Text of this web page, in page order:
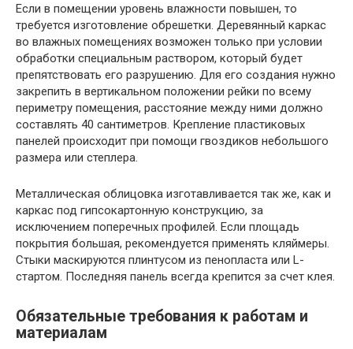
Если в помещении уровень влажности повышен, то
требуется изготовление обрешетки. Деревянный каркас
во влажных помещениях возможен только при условии
обработки специальным раствором, который будет
препятствовать его разрушению. Для его создания нужно
закрепить в вертикальном положении рейки по всему
периметру помещения, расстояние между ними должно
составлять 40 сантиметров. Крепление пластиковых
панелей происходит при помощи гвоздиков небольшого
размера или степлера.
Металлическая облицовка изготавливается так же, как и
каркас под гипсокартонную конструкцию, за
исключением поперечных профилей. Если площадь
покрытия большая, рекомендуется применять кляймеры.
Стыки маскируются плинтусом из пенопласта или L-
стартом. Последняя панель всегда крепится за счет клея.
Обязательные требования к работам и
материалам